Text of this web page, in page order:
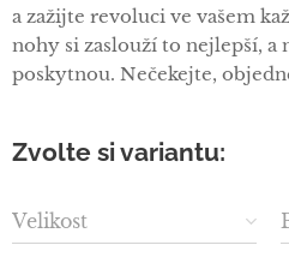
a zažijte revoluci ve vašem
nohy si zaslouží to nejlepší, a
poskytnou. Nečekejte,
Zvolte si variantu:
Velikost